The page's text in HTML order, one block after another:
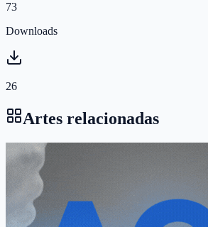
73
Downloads
26
Artes relacionadas